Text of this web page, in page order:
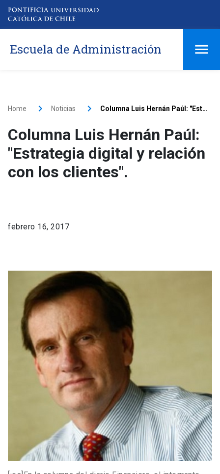
Escuela de Administración
Home Noticias Columna Luis Hernán Paúl: "Estrategia digital y relación con los clientes".
Columna Luis Hernán Paúl:
"Estrategia digital y relación
con los clientes".
febrero 16, 2017